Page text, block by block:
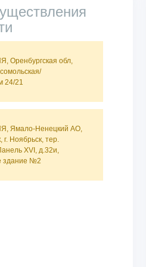
Оренбургская обл,
24/21
Ямало-Ненецкий АО,
г. Ноябрьск, тер.
XVI, д.32и,
здание №2